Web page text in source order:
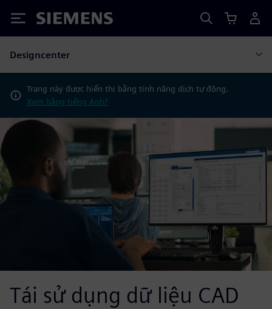
Siemens
Designcenter
Trang này được hiển thị bằng tính năng dịch tự động.
Xem bằng tiếng Anh?
Tái sử dụng dữ liệu CAD